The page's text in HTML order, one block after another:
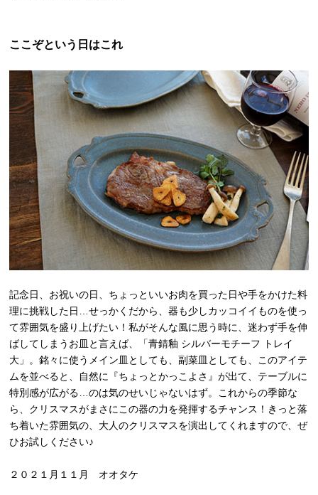
ここぞという日はこれ
記念日、お祝いの日、ちょっといいお肉を買った日や手をかけた料
理に挑戦した日…せっかくだから、器も少しカッコイイものを使っ
て雰囲気を盛り上げたい！私がそんな風に思う時に、迷わず手を伸
ばしてしまうお皿と言えば、「青錆釉 シルバーモチーフ トレイ
大」。銘々に使うメイン皿としても、副菜皿としても、このアイテ
ムを並べると、自然に『ちょっとかっこよさ』が出て、テーブルに
特別感が広がる…のは気のせいじゃないはず。これからの季節な
ら、クリスマスがまさにこの器の力を発揮するチャンス！きっと落
ち着いた雰囲気の、大人のクリスマスを演出してくれますので、ぜ
ひお試しください♪
２０２１月１１月 オオタケ